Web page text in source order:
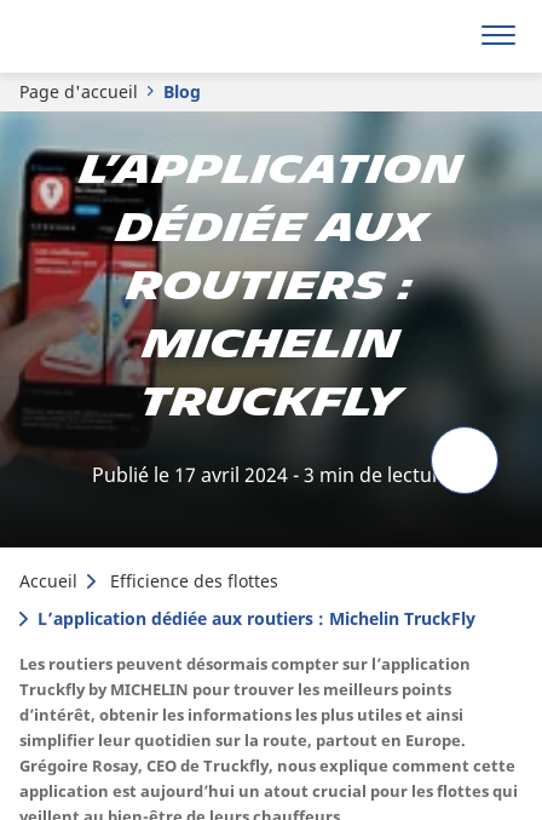
Page d'accueil Blog
L’application
dédiée aux
routiers :
Michelin
TruckFly
Publié le 17 avril 2024 - 3 min de lecture
Accueil
Efficience des flottes
L’application dédiée aux routiers : Michelin TruckFly
Les routiers peuvent désormais compter sur l’application
Truckfly by MICHELIN pour trouver les meilleurs points
d’intérêt, obtenir les informations les plus utiles et ainsi
simplifier leur quotidien sur la route, partout en Europe.
Grégoire Rosay, CEO de Truckfly, nous explique comment cette
application est aujourd’hui un atout crucial pour les flottes qui